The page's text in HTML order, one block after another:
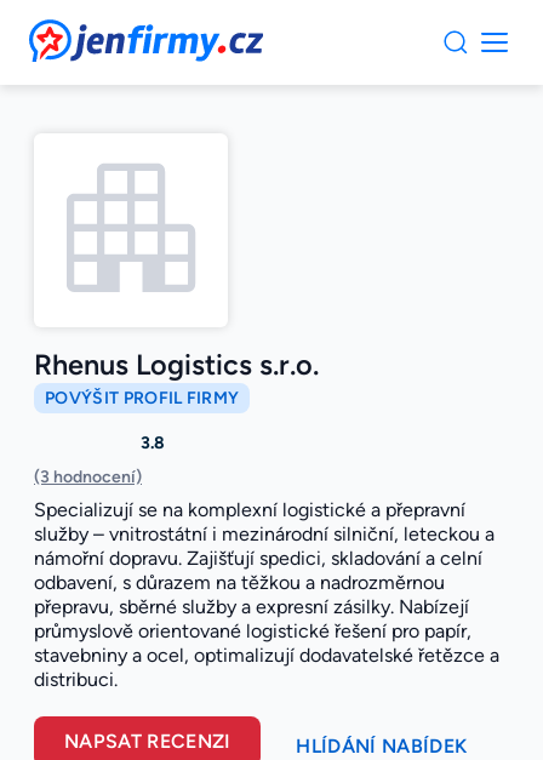
JenFirmy.cz
Rhenus Logistics s.r.o.
POVÝŠIT PROFIL FIRMY
3.8
(3 hodnocení)
Specializují se na komplexní logistické a přepravní
služby – vnitrostátní i mezinárodní silniční, leteckou a
námořní dopravu. Zajišťují spedici, skladování a celní
odbavení, s důrazem na těžkou a nadrozměrnou
přepravu, sběrné služby a expresní zásilky. Nabízejí
průmyslově orientované logistické řešení pro papír,
stavebniny a ocel, optimalizují dodavatelské řetězce a
distribuci.
NAPSAT RECENZI HLÍDÁNÍ NABÍDEK